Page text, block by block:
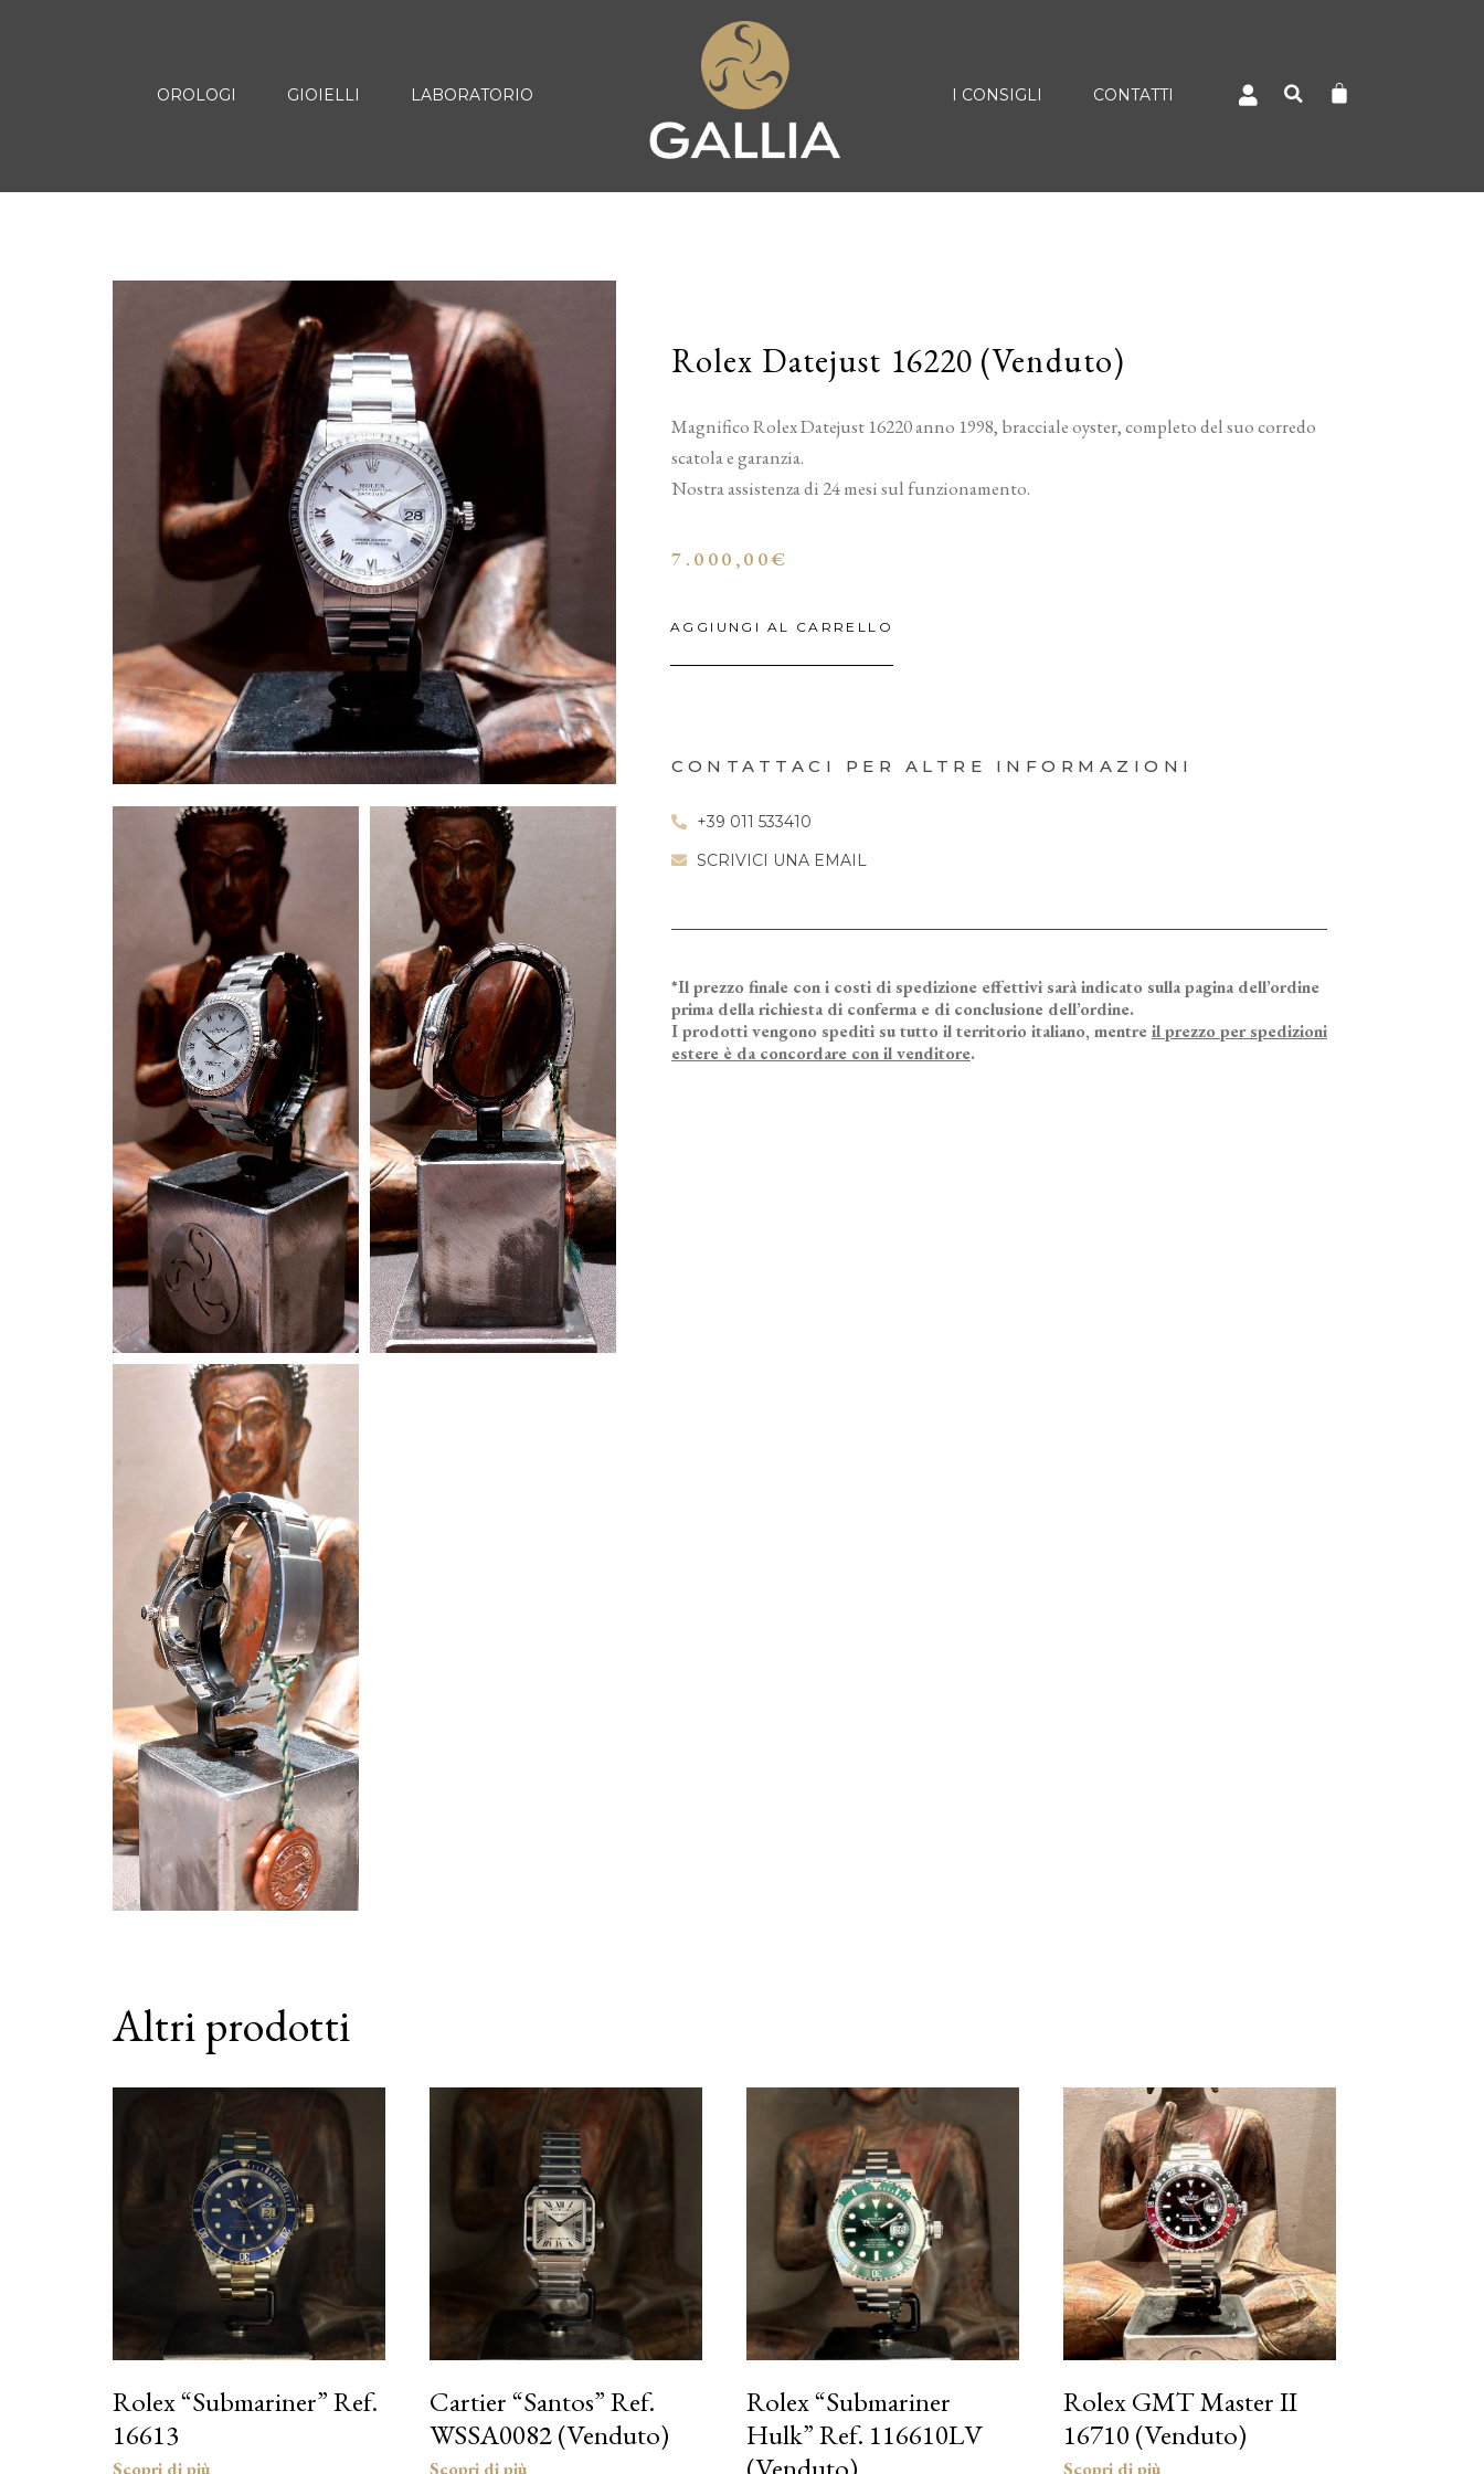
OROLOGI GIOIELLI LABORATORIO I CONSIGLI CONTATTI
Rolex Datejust 16220 (Venduto)
Magnifico Rolex Datejust 16220 anno 1998, bracciale oyster, completo del suo corredo
scatola e garanzia.
Nostra assistenza di 24 mesi sul funzionamento.
7.000,00€
AGGIUNGI AL CARRELLO
CONTATTACI PER ALTRE INFORMAZIONI
+39 011 533410
SCRIVICI UNA EMAIL
*Il prezzo finale con i costi di spedizione effettivi sarà indicato sulla pagina dell’ordine
prima della richiesta di conferma e di conclusione dell’ordine.
I prodotti vengono spediti su tutto il territorio italiano, mentre il prezzo per spedizioni
estere è da concordare con il venditore.
Altri prodotti
Rolex “Submariner” Ref.
16613
Cartier “Santos” Ref.
WSSA0082 (Venduto)
Rolex “Submariner
Hulk” Ref. 116610LV
Rolex GMT Master II
16710 (Venduto)